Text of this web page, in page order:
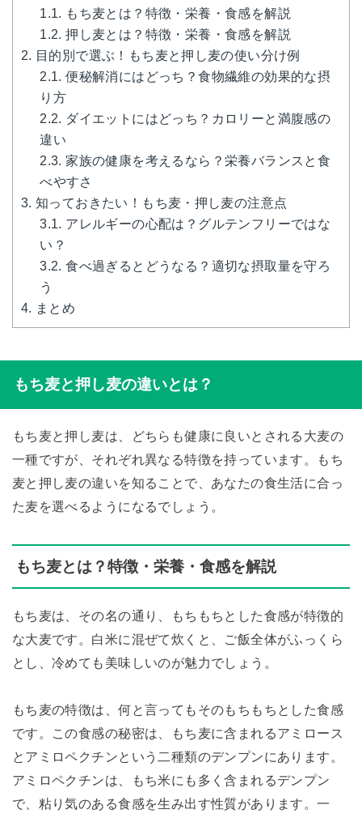
1.1. もち麦とは？特徴・栄養・食感を解説
1.2. 押し麦とは？特徴・栄養・食感を解説
2. 目的別で選ぶ！もち麦と押し麦の使い分け例
2.1. 便秘解消にはどっち？食物繊維の効果的な摂
り方
2.2. ダイエットにはどっち？カロリーと満腹感の
違い
2.3. 家族の健康を考えるなら？栄養バランスと食
べやすさ
3. 知っておきたい！もち麦・押し麦の注意点
3.1. アレルギーの心配は？グルテンフリーではな
い？
3.2. 食べ過ぎるとどうなる？適切な摂取量を守ろ
う
4. まとめ
もち麦と押し麦の違いとは？
もち麦と押し麦は、どちらも健康に良いとされる大麦の
一種ですが、それぞれ異なる特徴を持っています。もち
麦と押し麦の違いを知ることで、あなたの食生活に合っ
た麦を選べるようになるでしょう。
もち麦とは？特徴・栄養・食感を解説
もち麦は、その名の通り、もちもちとした食感が特徴的
な大麦です。白米に混ぜて炊くと、ご飯全体がふっくら
とし、冷めても美味しいのが魅力でしょう。
もち麦の特徴は、何と言ってもそのもちもちとした食感
です。この食感の秘密は、もち麦に含まれるアミロース
とアミロペクチンという二種類のデンプンにあります。
アミロペクチンは、もち米にも多く含まれるデンプン
で、粘り気のある食感を生み出す性質があります。一